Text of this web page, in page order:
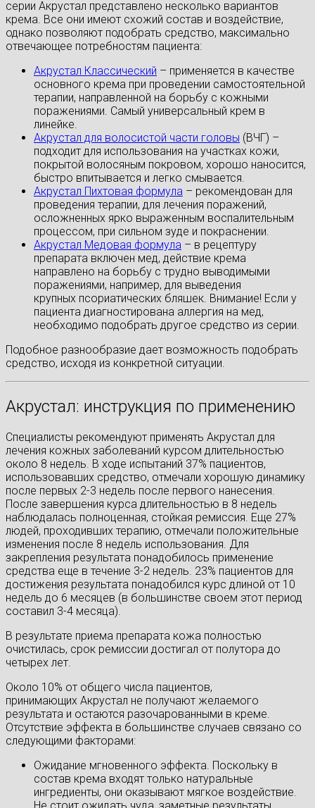
серии Акрустал представлено несколько вариантов
крема. Все они имеют схожий состав и воздействие,
однако позволяют подобрать средство, максимально
отвечающее потребностям пациента:
Акрустал Классический – применяется в качестве
основного крема при проведении самостоятельной
терапии, направленной на борьбу с кожными
поражениями. Самый универсальный крем в
линейке.
Акрустал для волосистой части головы (ВЧГ) –
подходит для использования на участках кожи,
покрытой волосяным покровом, хорошо наносится,
быстро впитывается и легко смывается.
Акрустал Пихтовая формула – рекомендован для
проведения терапии, для лечения поражений,
осложненных ярко выраженным воспалительным
процессом, при сильном зуде и покраснении.
Акрустал Медовая формула – в рецептуру
препарата включен мед, действие крема
направлено на борьбу с трудно выводимыми
поражениями, например, для выведения
крупных псориатических бляшек. Внимание! Если у
пациента диагностирована аллергия на мед,
необходимо подобрать другое средство из серии.
Подобное разнообразие дает возможность подобрать
средство, исходя из конкретной ситуации.
Акрустал: инструкция по применению
Специалисты рекомендуют применять Акрустал для
лечения кожных заболеваний курсом длительностью
около 8 недель. В ходе испытаний 37% пациентов,
использовавших средство, отмечали хорошую динамику
после первых 2-3 недель после первого нанесения.
После завершения курса длительностью в 8 недель
наблюдалась полноценная, стойкая ремиссия. Еще 27%
людей, проходивших терапию, отмечали положительные
изменения после 8 недель использования. Для
закрепления результата понадобилось применение
средства еще в течение 3-2 недель. 23% пациентов для
достижения результата понадобился курс длиной от 10
недель до 6 месяцев (в большинстве своем этот период
составил 3-4 месяца).
В результате приема препарата кожа полностью
очистилась, срок ремиссии достигал от полутора до
четырех лет.
Около 10% от общего числа пациентов,
принимающих Акрустал не получают желаемого
результата и остаются разочарованными в креме.
Отсутствие эффекта в большинстве случаев связано со
следующими факторами:
Ожидание мгновенного эффекта. Поскольку в
состав крема входят только натуральные
ингредиенты, они оказывают мягкое воздействие.
Не стоит ожидать чуда, заметные результаты